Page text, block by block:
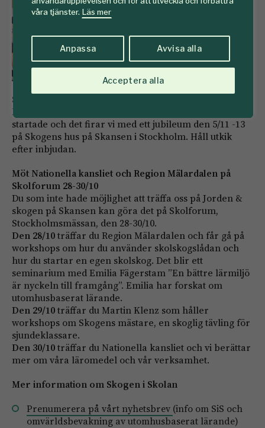
våra tjänster. Läs mer
Anpassa Avvisa alla
Acceptera alla
Skogen i Skolan fyller 40 år under 2013
I år är det fyrtio år sedan Skogen i Skolans verksamhet
startade och det firar vi med ett jubileum den 5/11 -13
på Skogens hus på Skansen i Stockholm. Håll utkik
efter inbjudan.
Möt Nationella kansliet och Region Mälardalen på
Skolforum 28-30/10
Du som inte hade möjlighet att träffa oss på Jorden &
skogen på Skansen kan göra det på Skolforum,
Stockholmsmässan, den 28-30/10.
Den 28/10träffar du Region Mälardalen och får gå på
workshops om hur du använder skolskogslådan och
hur du startar en egen skolskog. Det blir ett
seminarium med Emilia Fägerstam ”En bättre lärmiljö
är nyckeln till framgång”. Emilia har forskat om
utomhusbaserat lärande.
Den 29/10träffar du Martin Klenz som håller
workshops om Skogens mästare, en skoglig tävling för
sjundeklassare.
Den 30/10träffar du Nationella kansliet och vi berättar
mer om våra läromedel och vår verksamhet.
Mer information om Skogen i Skolan
Prenumerera på vårt nyhetsbrev (info om SiS och
omvärldsbevakning av utomhusbaserat lärande)